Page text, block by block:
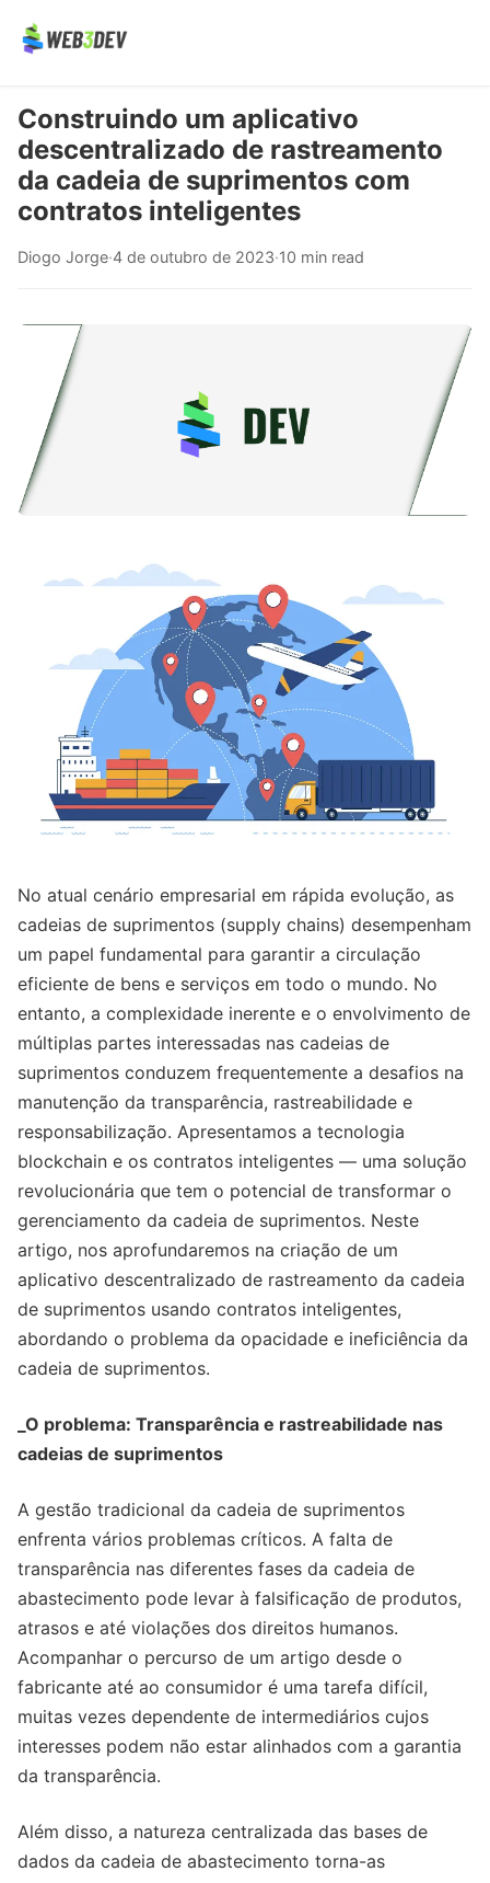
Construindo um aplicativo
descentralizado de rastreamento
da cadeia de suprimentos com
contratos inteligentes
Diogo Jorge·4 de outubro de 2023·10 min read
No atual cenário empresarial em rápida evolução, as
cadeias de suprimentos (supply chains) desempenham
um papel fundamental para garantir a circulação
eficiente de bens e serviços em todo o mundo. No
entanto, a complexidade inerente e o envolvimento de
múltiplas partes interessadas nas cadeias de
suprimentos conduzem frequentemente a desafios na
manutenção da transparência, rastreabilidade e
responsabilização. Apresentamos a tecnologia
blockchain e os contratos inteligentes — uma solução
revolucionária que tem o potencial de transformar o
gerenciamento da cadeia de suprimentos. Neste
artigo, nos aprofundaremos na criação de um
aplicativo descentralizado de rastreamento da cadeia
de suprimentos usando contratos inteligentes,
abordando o problema da opacidade e ineficiência da
cadeia de suprimentos.
_O problema: Transparência e rastreabilidade nas
cadeias de suprimentos
A gestão tradicional da cadeia de suprimentos
enfrenta vários problemas críticos. A falta de
transparência nas diferentes fases da cadeia de
abastecimento pode levar à falsificação de produtos,
atrasos e até violações dos direitos humanos.
Acompanhar o percurso de um artigo desde o
fabricante até ao consumidor é uma tarefa difícil,
muitas vezes dependente de intermediários cujos
interesses podem não estar alinhados com a garantia
da transparência.
Além disso, a natureza centralizada das bases de
dados da cadeia de abastecimento torna-as